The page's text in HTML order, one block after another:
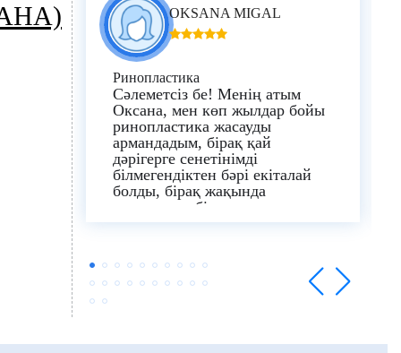
OKSANA MIGAL
Ринопластика
Сәлеметсіз бе! Менің атым
Оксана, мен көп жылдар бойы
ринопластика жасауды
армандадым, бірақ қай
дәрігерге сенетінімді
білмегендіктен бәрі екіталай
болды, бірақ жақында
интернетте бір жарнамаға тап
болдым. Осылайша екі апта
Мен докторға алғыс айтқым
келеді. Медикана